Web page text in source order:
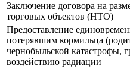
Заключение договора на
торговых объектов (НТО)
Предоставление
потерявшим кормильца
чернобыльской катастрофы,
воздействию радиации